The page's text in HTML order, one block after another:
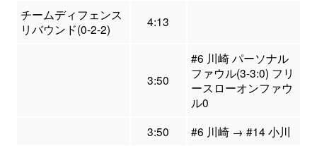
チームディフェンス
リバウンド(0-2-2)
4:13
3:50
#6 川崎 パーソナル
ファウル(3-3:0) フリ
ースローオンファウ
ル0
3:50
#6 川崎 → #14 小川